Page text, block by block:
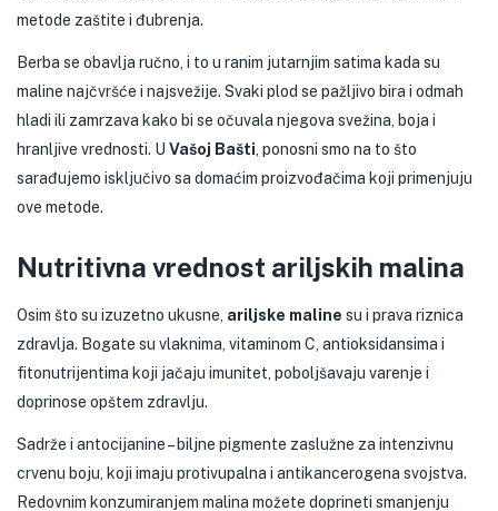
metode zaštite i đubrenja.
Berba se obavlja ručno, i to u ranim jutarnjim satima kada su
maline najčvršće i najsvežije. Svaki plod se pažljivo bira i odmah
hladi ili zamrzava kako bi se očuvala njegova svežina, boja i
hranljive vrednosti. U Vašoj Bašti , ponosni smo na to što
sarađujemo isključivo sa domaćim proizvođačima koji primenjuju
ove metode.
Nutritivna vrednost ariljskih malina
Osim što su izuzetno ukusne, ariljske maline su i prava riznica
zdravlja. Bogate su vlaknima, vitaminom C, antioksidansima i
fitonutrijentima koji jačaju imunitet, poboljšavaju varenje i
doprinose opštem zdravlju.
Sadrže i antocijanine – biljne pigmente zaslužne za intenzivnu
crvenu boju, koji imaju protivupalna i antikancerogena svojstva.
Redovnim konzumiranjem malina možete doprineti smanjenju